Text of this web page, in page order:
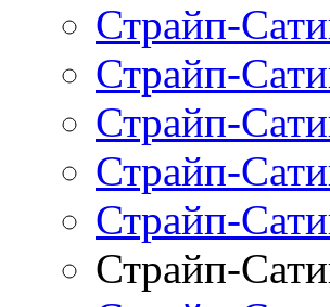
Страйп-
Страйп-
Страйп-
Страйп-
Страйп-
Страйп-